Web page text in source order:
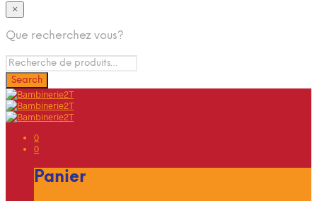
×
Que recherchez vous?
0
0
Panier